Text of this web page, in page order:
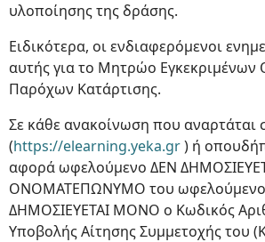
υλοποίησης της δράσης.
Ειδικότερα, οι ενδιαφερόμενοι
αυτής για το Μητρώο
Παρόχων Κατάρτισης.
Σε κάθε ανακοίνωση που αναρτάται
(https://elearning.yeka.gr) ή
αφορά ωφελούμενο ΔΕΝ
ΟΝΟΜΑΤΕΠΩΝΥΜΟ του
ΔΗΜΟΣΙΕΥΕΤΑΙ ΜΟΝΟ ο Κωδικός
Υποβολής Αίτησης Συμμετοχής του